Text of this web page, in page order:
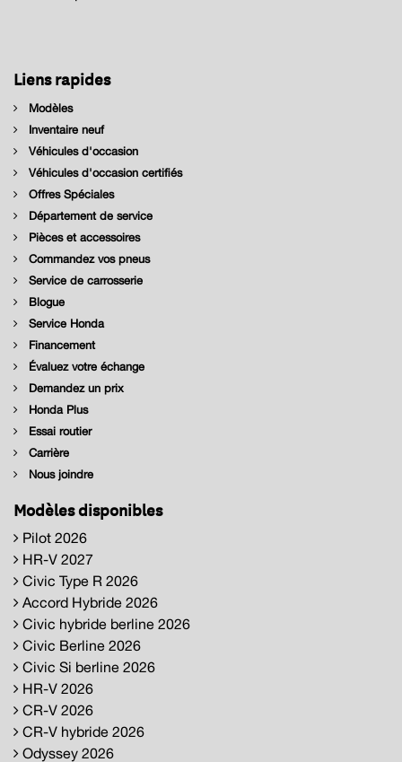
Liens rapides
Modèles
Inventaire neuf
Véhicules d'occasion
Véhicules d'occasion certifiés
Offres Spéciales
Département de service
Pièces et accessoires
Commandez vos pneus
Service de carrosserie
Blogue
Service Honda
Financement
Évaluez votre échange
Demandez un prix
Honda Plus
Essai routier
Carrière
Nous joindre
Modèles disponibles
Pilot 2026
HR-V 2027
Civic Type R 2026
Accord Hybride 2026
Civic hybride berline 2026
Civic Berline 2026
Civic Si berline 2026
HR-V 2026
CR-V 2026
CR-V hybride 2026
Odyssey 2026